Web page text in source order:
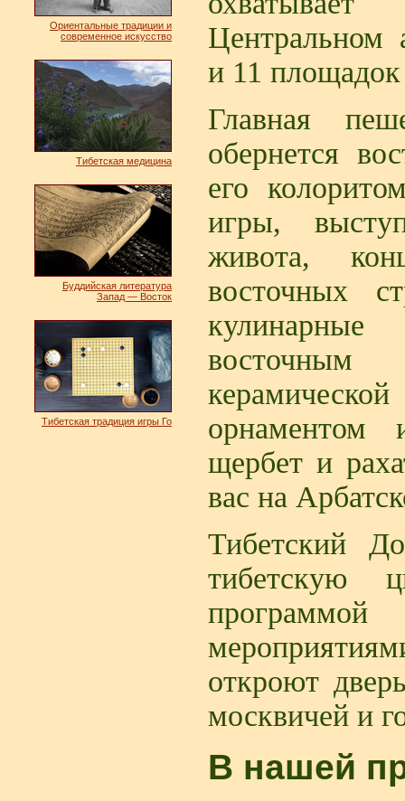
Ориентальные традиции и
современное искусство
Тибетская медицина
Буддийская литература
Запад — Восток
Тибетская традиция игры Го
Центральном
и 11 площадок
Главная
обернется
его
игры,
живота,
восточных
восточным
орнаментом
щербет и
вас на
Тибетский
тибетскую
откроют
москвичей и
В нашей